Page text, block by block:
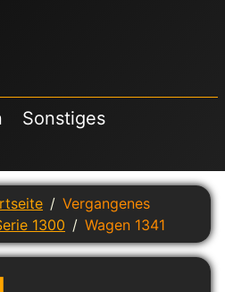
Sonstiges
Vergangenes
1300 Wagen 1341